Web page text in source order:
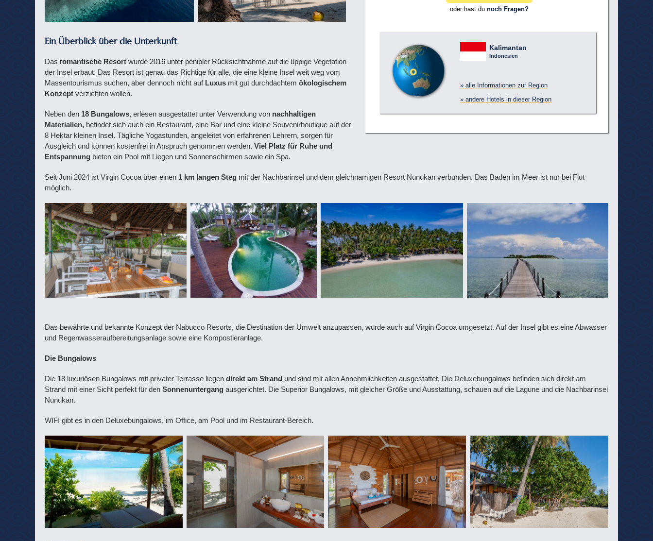
Kalimantan
Indonesien
» alle Informationen zur Region
» andere Hotels in dieser Region
oder hast du noch Fragen?
Ein Überblick über die Unterkunft
Das romantische Resort wurde 2016 unter penibler Rücksichtnahme auf die üppige Vegetation
der Insel erbaut. Das Resort ist genau das Richtige für alle, die eine kleine Insel weit weg vom
Massentourismus suchen, aber dennoch nicht auf Luxus mit gut durchdachtem ökologischem
Konzept verzichten wollen.
Neben den 18 Bungalows, erlesen ausgestattet unter Verwendung von nachhaltigen
Materialien, befindet sich auch ein Restaurant, eine Bar und eine kleine Souvenirboutique auf der
8 Hektar kleinen Insel. Tägliche Yogastunden, angeleitet von erfahrenen Lehrern, sorgen für
Ausgleich und können kostenfrei in Anspruch genommen werden. Viel Platz für Ruhe und
Entspannung bieten ein Pool mit Liegen und Sonnenschirmen sowie ein Spa.
Seit Juni 2024 ist Virgin Cocoa über einen 1 km langen Steg mit der Nachbarinsel und dem gleichnamigen Resort Nunukan verbunden. Das Baden im Meer ist nur bei Flut
möglich.
Das bewährte und bekannte Konzept der Nabucco Resorts, die Destination der Umwelt anzupassen, wurde auch auf Virgin Cocoa umgesetzt. Auf der Insel gibt es eine Abwasser
und Regenwasseraufbereitungsanlage sowie eine Kompostieranlage.
Die Bungalows
Die 18 luxuriösen Bungalows mit privater Terrasse liegen direkt am Strand und sind mit allen Annehmlichkeiten ausgestattet. Die Deluxebungalows befinden sich direkt am
Strand mit einer Sicht perfekt für den Sonnenuntergang ausgerichtet. Die Superior Bungalows, mit gleicher Größe und Ausstattung, schauen auf die Lagune und die Nachbarinsel
Nunukan.
WIFI gibt es in den Deluxebungalows, im Office, am Pool und im Restaurant-Bereich.